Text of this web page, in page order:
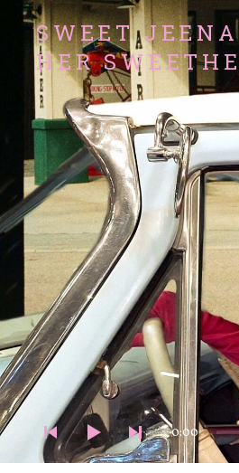
SWEET
HER
Rock and Roll Band
Audio Player
0:00